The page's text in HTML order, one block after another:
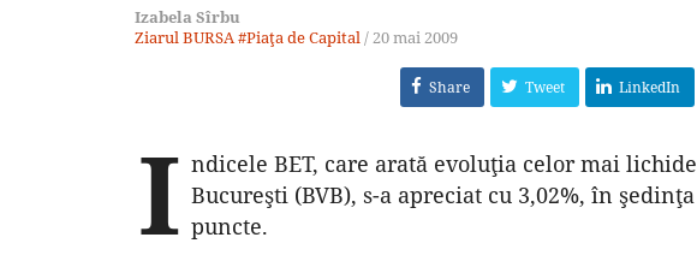
Izabela Sîrbu
Ziarul BURSA #Piaţa de Capital / 20 mai 2009
Share Tweet LinkedIn
I ndicele BET, care arată evoluţia celor mai
Bucureşti (BVB), s-a apreciat cu 3,02%, în
puncte.